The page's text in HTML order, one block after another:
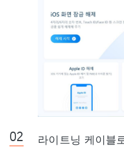
라이트닝 케이블